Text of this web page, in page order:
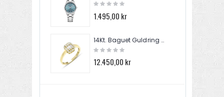
1.495,00 kr
14Kt. Baguet Guldring Med Brillanter 0,25ct. W/si TR01284Y
12.450,00 kr